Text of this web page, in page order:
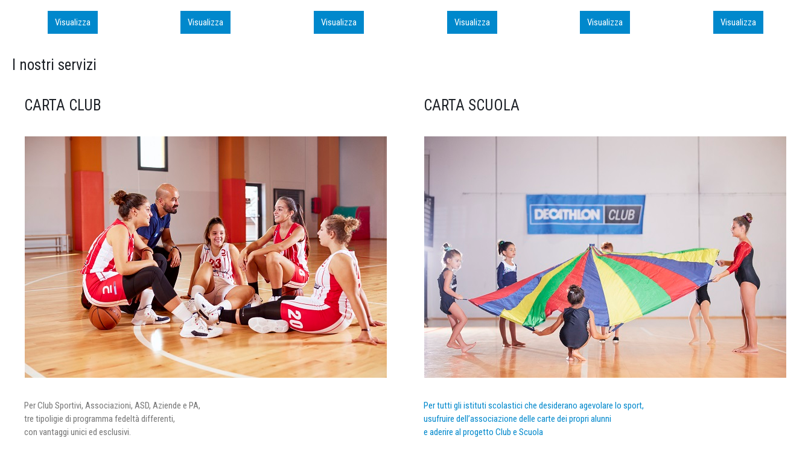
Visualizza Visualizza Visualizza Visualizza Visualizza Visualizza
I nostri servizi
CARTA CLUB
Per Club Sportivi, Associazioni, ASD, Aziende e PA,
tre tipoligie di programma fedeltà differenti,
con vantaggi unici ed esclusivi.
CARTA SCUOLA
Per tutti gli istituti scolastici che desiderano agevolare lo sport,
usufruire dell’associazione delle carte dei propri alunni
e aderire al progetto Club e Scuola